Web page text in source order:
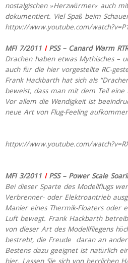
nostalgischen »Herzwärmer« auch
dokumentiert. Viel Spaß beim
httpv://www.youtube.com/
MFI 7/2011 I PSS – Canard Warm RTR
Drachen haben etwas Mythisches –
auch für die hier vorgestellte RC-
Frank Hackbarth hat sich als
beweist, dass man mit dem Teil eine
Vor allem die Wendigkeit ist
neue Art von Flug-Feeling
httpv://www.youtube.com/
MFI 3/2011 I PSS – Power Scale
Bei dieser Sparte des Modellflugs
Verbrenner- oder Elektroantrieb
Manier eines Thermik-Floaters oder
Luft bewegt. Frank Hackbarth
von dieser Art des Modellfliegens
bestrebt, die Freude daran an
Bestens dazu geeignet ist natürlich
hier. Lassen Sie sich von herrlichen